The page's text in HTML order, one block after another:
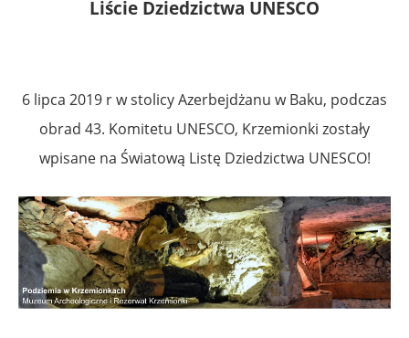
Liście Dziedzictwa UNESCO
6 lipca 2019 r w stolicy Azerbejdżanu w Baku, podczas
obrad 43. Komitetu UNESCO, Krzemionki zostały
wpisane na Światową Listę Dziedzictwa UNESCO!